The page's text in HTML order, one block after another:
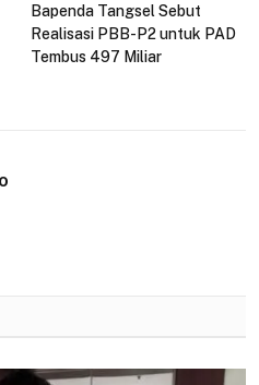
Bapenda Tangsel Sebut
Realisasi PBB-P2 untuk PAD
Tembus 497 Miliar